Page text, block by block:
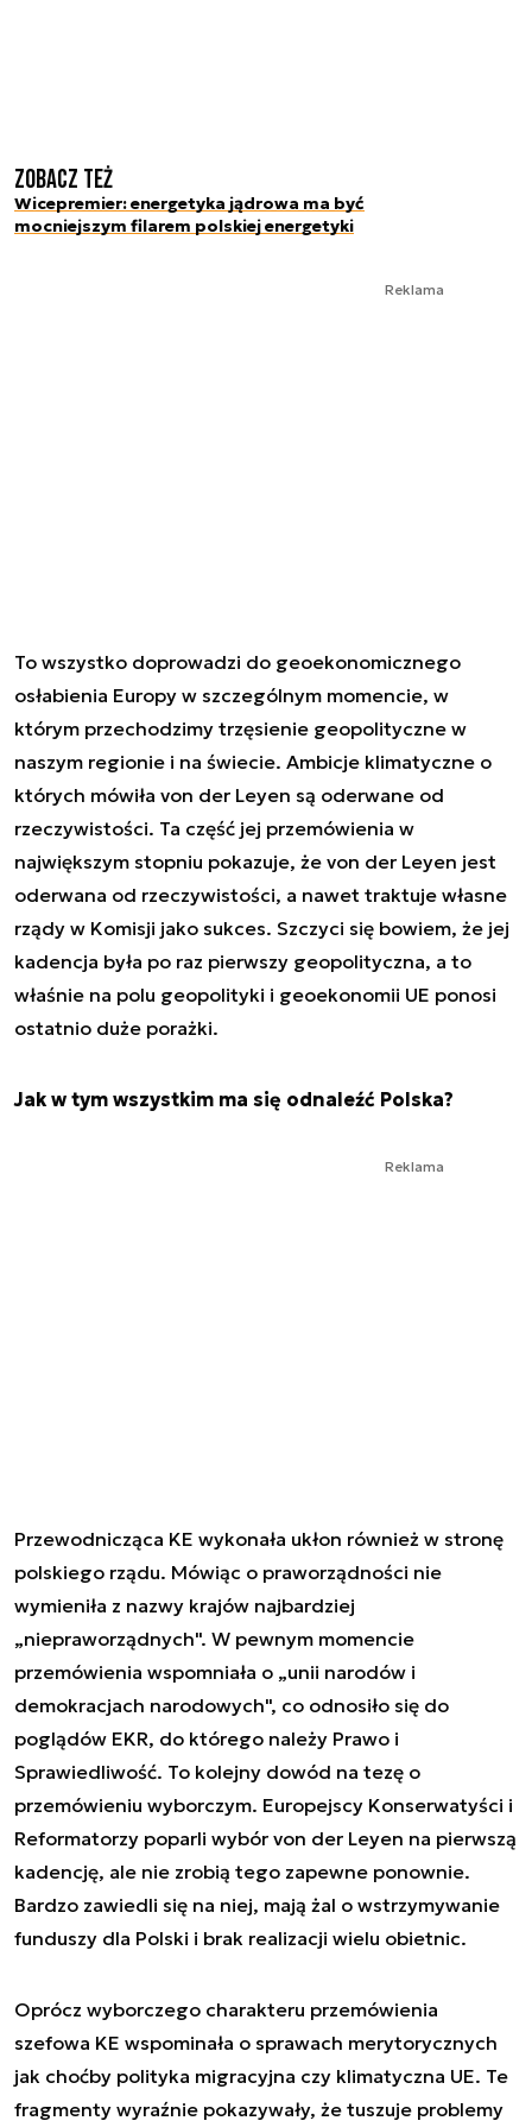
Zobacz też
Wicepremier: energetyka jądrowa ma być
mocniejszym filarem polskiej energetyki
Reklama
To wszystko doprowadzi do geoekonomicznego
osłabienia Europy w szczególnym momencie, w
którym przechodzimy trzęsienie geopolityczne w
naszym regionie i na świecie. Ambicje klimatyczne o
których mówiła von der Leyen są oderwane od
rzeczywistości. Ta część jej przemówienia w
największym stopniu pokazuje, że von der Leyen jest
oderwana od rzeczywistości, a nawet traktuje własne
rządy w Komisji jako sukces. Szczyci się bowiem, że jej
kadencja była po raz pierwszy geopolityczna, a to
właśnie na polu geopolityki i geoekonomii UE ponosi
ostatnio duże porażki.
Jak w tym wszystkim ma się odnaleźć Polska?
Reklama
Przewodnicząca KE wykonała ukłon również w stronę
polskiego rządu. Mówiąc o praworządności nie
wymieniła z nazwy krajów najbardziej
„niepraworządnych". W pewnym momencie
przemówienia wspomniała o „unii narodów i
demokracjach narodowych", co odnosiło się do
poglądów EKR, do którego należy Prawo i
Sprawiedliwość. To kolejny dowód na tezę o
przemówieniu wyborczym. Europejscy Konserwatyści i
Reformatorzy poparli wybór von der Leyen na pierwszą
kadencję, ale nie zrobią tego zapewne ponownie.
Bardzo zawiedli się na niej, mają żal o wstrzymywanie
funduszy dla Polski i brak realizacji wielu obietnic.
Oprócz wyborczego charakteru przemówienia
szefowa KE wspominała o sprawach merytorycznych
jak choćby polityka migracyjna czy klimatyczna UE. Te
fragmenty wyraźnie pokazywały, że tuszuje problemy